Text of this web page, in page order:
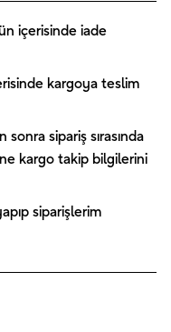
içerisinde iade
kargoya teslim
sipariş sırasında
kargo takip bilgilerini
siparişlerim